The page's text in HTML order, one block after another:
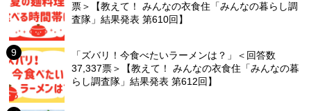
票＞【教えて！ みんなの衣食住「みんなの暮らし調
査隊」結果発表 第610回】
「ズバリ！今食べたいラーメンは？」＜回答数
37,337票＞【教えて！ みんなの衣食住「みんなの暮
らし調査隊」結果発表 第612回】